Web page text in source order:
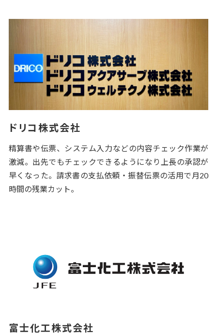
ドリコ株式会社
精算書や伝票、システム入力などの内容チェック作業が
激減。出先でもチェックできるようになり上長の承認が
早くなった。請求書の支払依頼・振替伝票の活用で月20
時間の残業カット。
富士化工株式会社